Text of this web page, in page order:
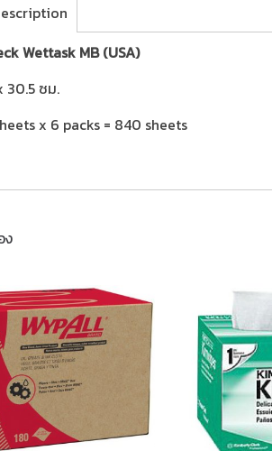
Wettask MB (USA)
30.5 ซม.
x 6 packs = 840 sheets
ง